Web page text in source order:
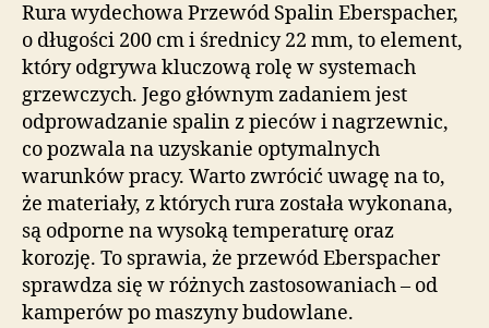
Rura wydechowa Przewód Spalin Eberspacher,
o długości 200 cm i średnicy 22 mm, to element,
który odgrywa kluczową rolę w systemach
grzewczych. Jego głównym zadaniem jest
odprowadzanie spalin z pieców i nagrzewnic,
co pozwala na uzyskanie optymalnych
warunków pracy. Warto zwrócić uwagę na to,
że materiały, z których rura została wykonana,
są odporne na wysoką temperaturę oraz
korozję. To sprawia, że przewód Eberspacher
sprawdza się w różnych zastosowaniach – od
kamperów po maszyny budowlane.